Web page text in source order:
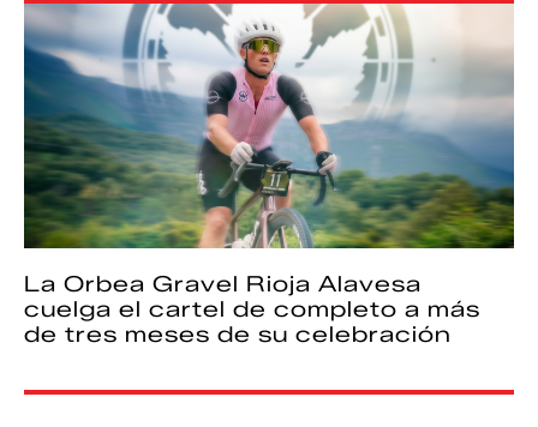
La Orbea Gravel Rioja Alavesa
cuelga el cartel de completo a más
de tres meses de su celebración